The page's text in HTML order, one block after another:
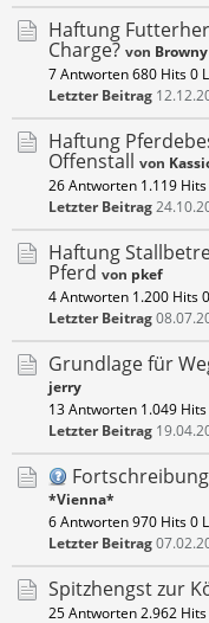
Haftung
Charge? von Browny
7 Antworten680 Hits0
Letzter Beitrag
Haftung
Offenstall von
26 Antworten 1.119 Hits
Letzter Beitrag
Haftung
Pferd von pkef
4 Antworten 1.200 Hits
Letzter Beitrag
Grundlage für
jerry
13 Antworten 1.049 Hits
Letzter Beitrag
*Vienna*
6 Antworten970 Hits0
Letzter Beitrag
Spitzhengst zur
25 Antworten 2.962 Hits